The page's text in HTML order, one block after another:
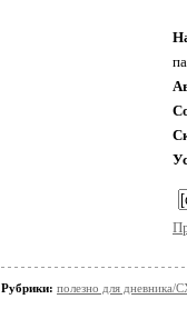
Рубрики: полезно для